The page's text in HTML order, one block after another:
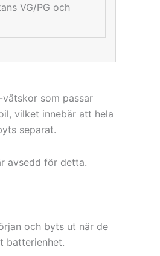
VG/PG och
som passar
vilket innebär att hela
separat.
avsedd för detta.
och byts ut när de
batterienhet.